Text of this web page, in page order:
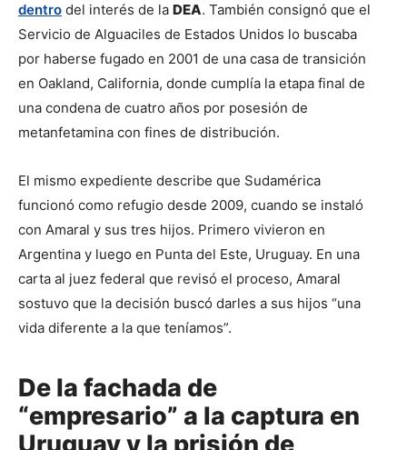
dentro del interés de la DEA. También consignó que el
Servicio de Alguaciles de Estados Unidos lo buscaba
por haberse fugado en 2001 de una casa de transición
en Oakland, California, donde cumplía la etapa final de
una condena de cuatro años por posesión de
metanfetamina con fines de distribución.
El mismo expediente describe que Sudamérica
funcionó como refugio desde 2009, cuando se instaló
con Amaral y sus tres hijos. Primero vivieron en
Argentina y luego en Punta del Este, Uruguay. En una
carta al juez federal que revisó el proceso, Amaral
sostuvo que la decisión buscó darles a sus hijos “una
vida diferente a la que teníamos”.
De la fachada de
“empresario” a la captura en
Uruguay y la prisión de